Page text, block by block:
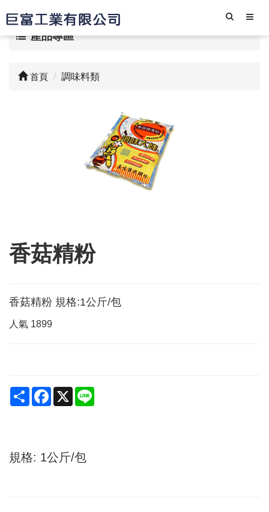
產品專區
首頁 調味料類
香菇精粉
香菇精粉 規格:1公斤/包
人氣 1899
Share Facebook
X
規格: 1公斤/包